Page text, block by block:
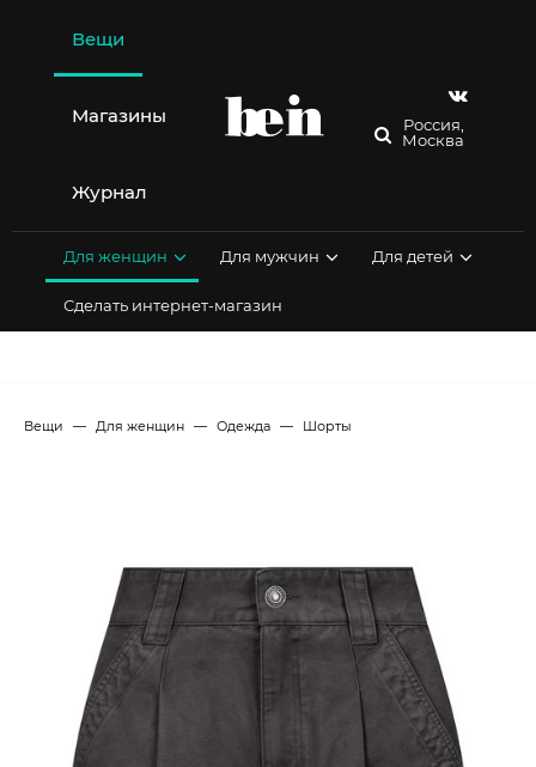
содержимому
Вещи
Магазины
Журнал
Россия,
Москва
Для женщин Для мужчин Для детей
Сделать интернет-магазин
Вещи Для женщин Одежда Шорты